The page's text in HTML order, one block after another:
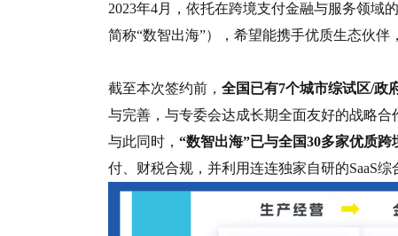
2023年4月，依托在跨境支付金融与服务领域
简称“数智出海”），希望能携手优质生态伙
截至本次签约前， 全国已有7个城市综试区/政
与完善，与专委会达成长期全面友好的战略合
与此同时， “数智出海”已与全国30多家优质跨
付、财税合规，并利用连连独家自研的SaaS